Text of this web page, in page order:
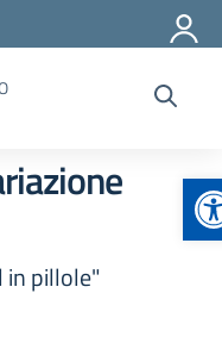
in pillole"